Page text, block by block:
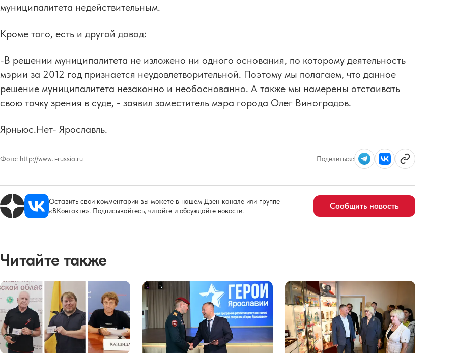
муниципалитета недействительным.
Кроме того, есть и другой довод:
-В решении муниципалитета не изложено ни одного основания, по которому деятельность
мэрии за 2012 год признается неудовлетворительной. Поэтому мы полагаем, что данное
решение муниципалитета незаконно и необоснованно. А также мы намерены отстаивать
свою точку зрения в суде, - заявил заместитель мэра города Олег Виноградов.
Ярньюс.Нет- Ярославль.
Фото: http://www.i-russia.ru Поделиться:
Оставить свои комментарии вы можете в нашем Дзен-канале или группе
«ВКонтакте». Подписывайтесь, читайте и обсуждайте новости.
Сообщить новость
Читайте также